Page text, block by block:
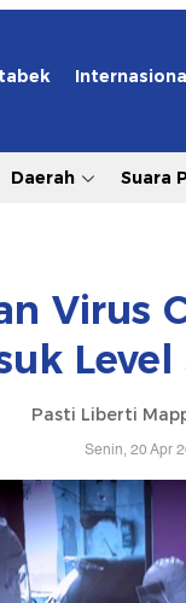
Daerah Suara
Virus
Pasti Liberti
Senin, 20 Apr